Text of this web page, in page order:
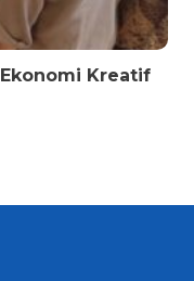
Kreatif